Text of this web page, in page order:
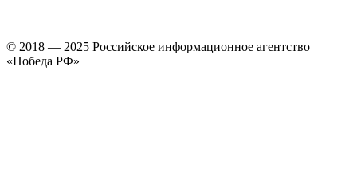
© 2018 — 2025 Российское информационное агентство
«Победа РФ»